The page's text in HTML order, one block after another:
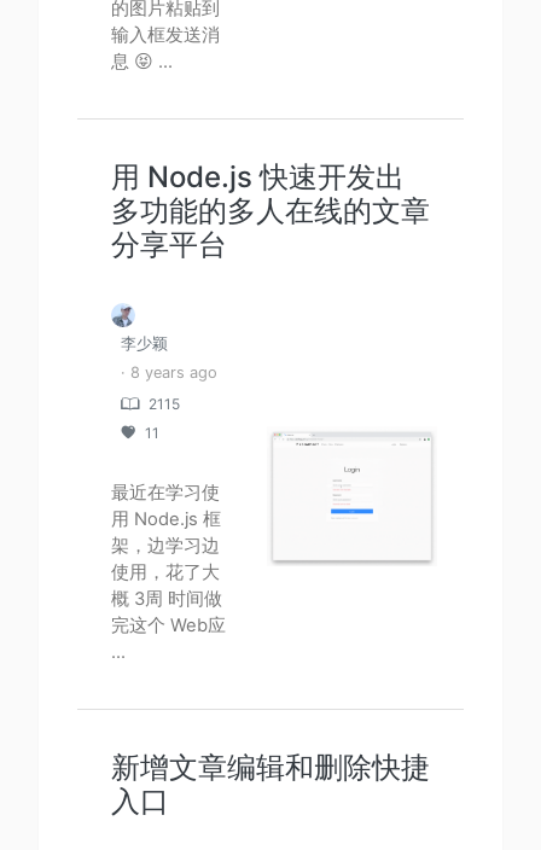
的图片粘贴到
输入框发送消
息 😝 ...
用 Node.js 快速开发出
多功能的多人在线的文章
分享平台
李少颖
· 8 years ago
2115
11
最近在学习使
用 Node.js 框
架，边学习边
使用，花了大
概 3周 时间做
完这个 Web应
...
新增文章编辑和删除快捷
入口